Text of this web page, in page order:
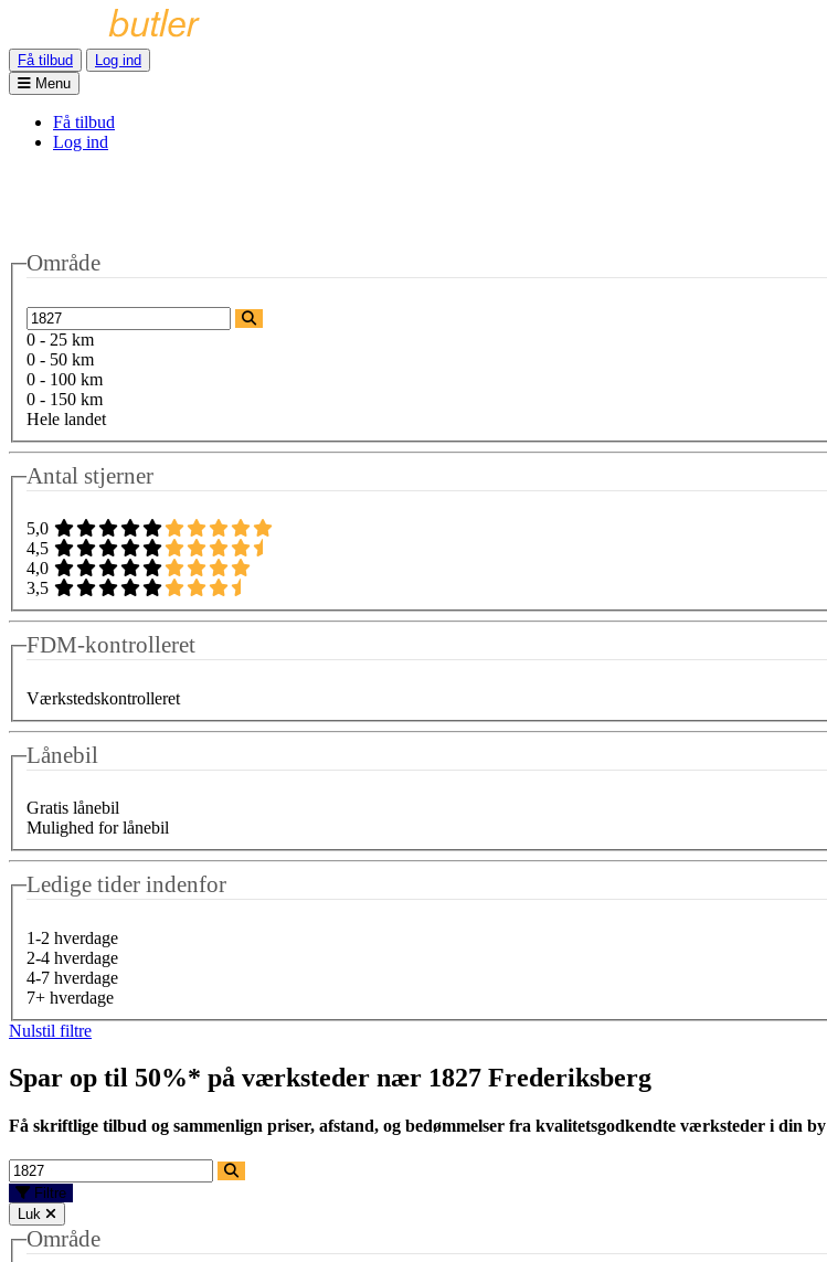
Få tilbud
Log ind
Menu
Få tilbud
Log ind
Område
0 - 25 km
0 - 50 km
0 - 100 km
0 - 150 km
Hele landet
Antal stjerner
5,0
4,5
4,0
3,5
FDM-kontrolleret
Værkstedskontrolleret
Lånebil
Gratis lånebil
Mulighed for lånebil
Ledige tider indenfor
1-2 hverdage
2-4 hverdage
4-7 hverdage
7+ hverdage
Nulstil filtre
Spar op til 50%* på værksteder nær 1827 Frederiksberg
Få skriftlige tilbud og sammenlign priser, afstand, og bedømmelser fra kvalitetsgodkendte værksteder i din by
Filtre
Luk
Område